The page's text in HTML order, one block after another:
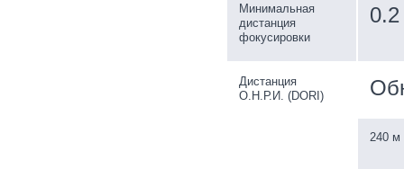
Минимальная
дистанция
фокусировки
Дистанция
О.Н.Р.И. (DORI)
240 м